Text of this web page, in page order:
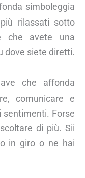
simboleggia
rilassati sotto
che avete una
dove siete diretti.
che affonda
comunicare e
sentimenti. Forse
di più. Sii
in giro o ne hai